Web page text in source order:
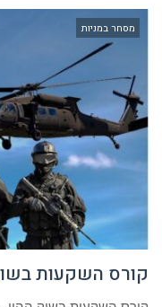
מסחר במניות
קורס השקעות